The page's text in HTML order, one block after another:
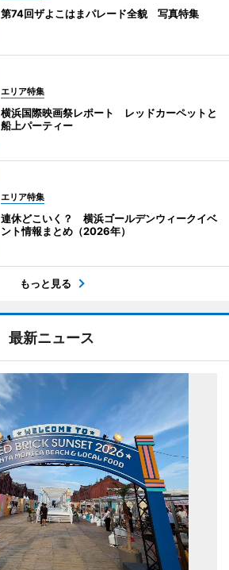
第74回ザよこはまパレード全貌 写真特集
エリア特集
横浜国際映画祭レポート レッドカーペットと
船上パーティー
エリア特集
連休どこいく？ 横浜ゴールデンウィークイベ
ント情報まとめ（2026年）
もっと見る
最新ニュース